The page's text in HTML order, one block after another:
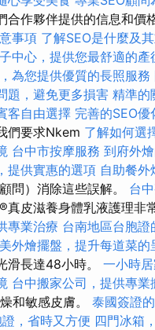
合作夥伴提供的信息和價
事項 了解SEO是什麼及
中心，提供您最舒適的產
為您提供優質的長照服務
題，避免更多損害 精準的
客自由選擇 完善的SEO優
們要求Nkem 了解如何選
台中市按摩服務 到府外
提供實惠的選項 自助餐外
問）消除這些誤解。 台
真皮滋養身體乳液護理非
專業治療 台南地區台胞證
外燴擺盤，提升每道菜的
滑長達48小時。 一小時
台中搬家公司，提供專
和敏感皮膚。 泰國簽證
，省時又方便 四門冰箱